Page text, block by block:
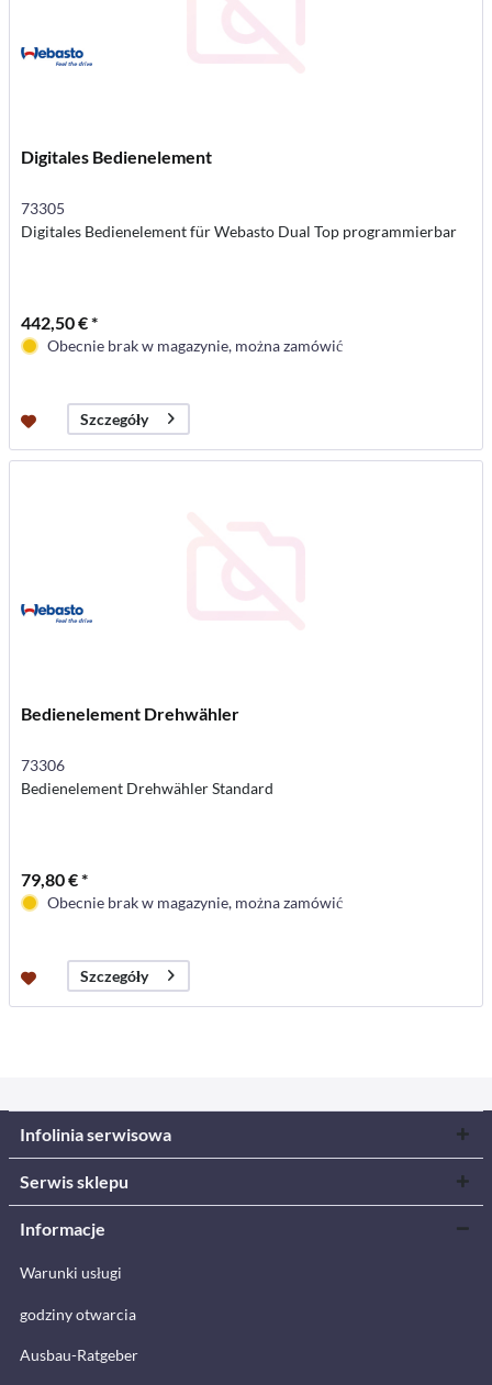
Digitales Bedienelement
73305
Digitales Bedienelement für Webasto Dual Top programmierbar
442,50 € *
Obecnie brak w magazynie, można zamówić
Szczegóły
Bedienelement Drehwähler
73306
Bedienelement Drehwähler Standard
79,80 € *
Obecnie brak w magazynie, można zamówić
Szczegóły
Infolinia serwisowa
Serwis sklepu
Informacje
Warunki usługi
godziny otwarcia
Ausbau-Ratgeber